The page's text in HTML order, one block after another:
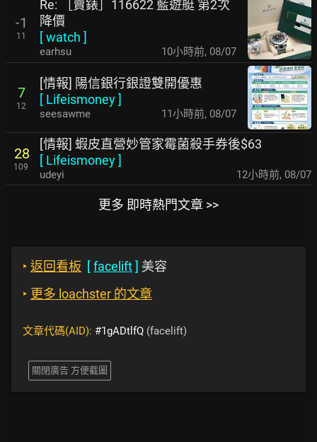
-1
11
Re: ［賣錶］116622 藍遊艇 第2次
降價
[watch ]
earhsu 10小時前, 08/07
7
12
[情報] 陽信銀行銀證雙開優惠
[ Lifeismoney]
seesawme 11小時前, 08/07
28
109
[情報] 蝦皮直營妙管家霉菌殺手券後$63
[ Lifeismoney]
udeyi 12小時前, 08/07
更多 即時熱門文章 >>
‣ 返回看板 [facelift] 美容
‣ 更多 loachster 的文章
文章代碼(AID): #1gADtlfQ (facelift)
關閉廣告 方便截圖